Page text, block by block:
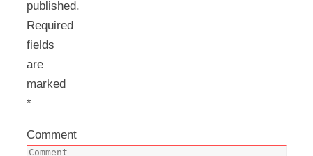
published.
Required
fields
are
marked
*
Comment